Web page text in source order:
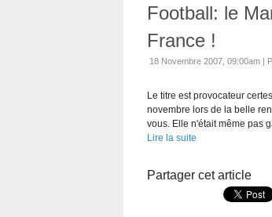
Football: le
France !
18 Novembre 2007, 09:00am |
Le titre est provocateur
novembre lors de la belle
vous. Elle n'était même pas
Lire la suite
Partager cet article